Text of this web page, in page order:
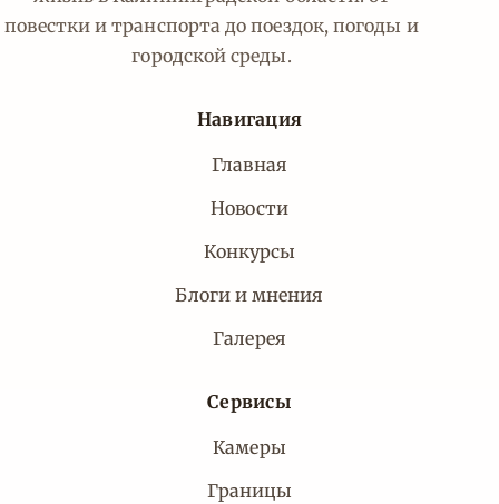
повестки и транспорта до поездок, погоды и
городской среды.
Навигация
Главная
Новости
Конкурсы
Блоги и мнения
Галерея
Сервисы
Камеры
Границы